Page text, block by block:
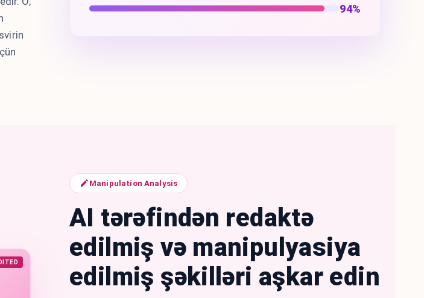
94%
Manipulation Analysis
AI tərəfindən redaktə
edilmiş və manipulyasiya
edilmiş şəkilləri aşkar edin